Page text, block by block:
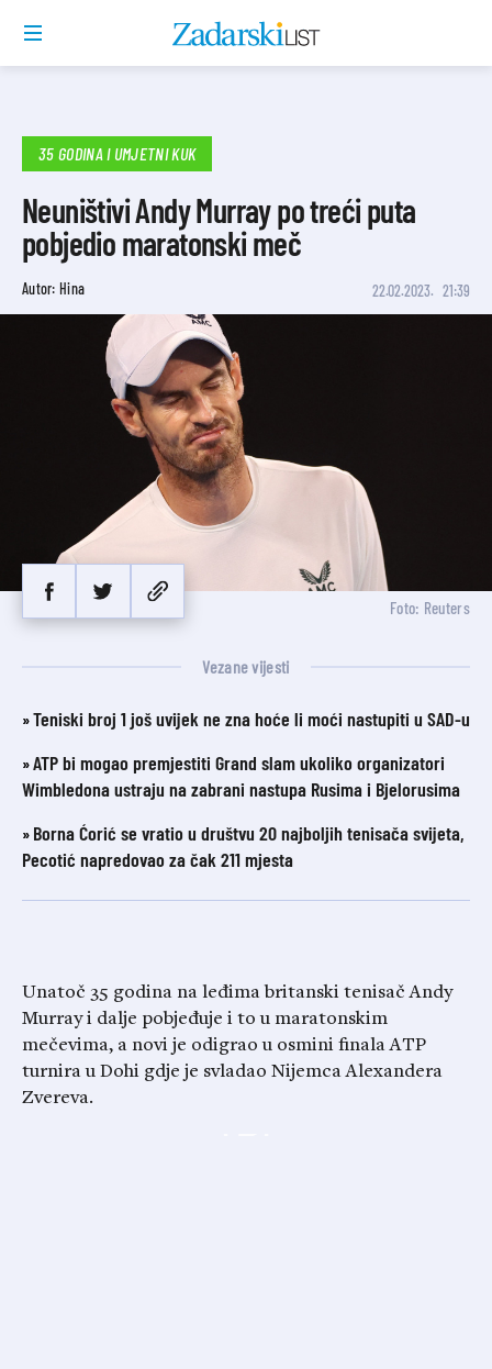
35 GODINA I UMJETNI KUK
Neuništivi Andy Murray po treći puta
pobjedio maratonski meč
Autor: Hina 22.02.2023. 21:39
Foto: Reuters
Vezane vijesti
Teniski broj 1 još uvijek ne zna hoće li moći nastupiti u SAD-u
ATP bi mogao premjestiti Grand slam ukoliko organizatori
Wimbledona ustraju na zabrani nastupa Rusima i Bjelorusima
Borna Ćorić se vratio u društvu 20 najboljih tenisača svijeta,
Pecotić napredovao za čak 211 mjesta
Unatoč 35 godina na leđima britanski tenisač Andy
Murray i dalje pobjeđuje i to u maratonskim
mečevima, a novi je odigrao u osmini finala ATP
turnira u Dohi gdje je svladao Nijemca Alexandera
Zvereva.